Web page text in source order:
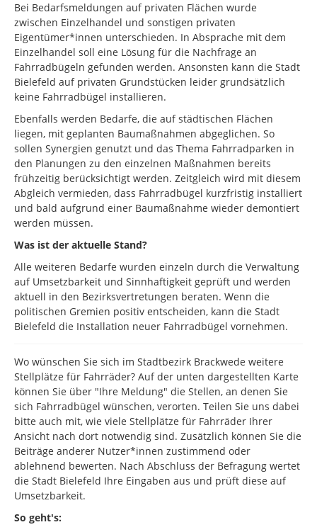
Bei Bedarfsmeldungen auf privaten Flächen wurde
zwischen Einzelhandel und sonstigen privaten
Eigentümer*innen unterschieden. In Absprache mit dem
Einzelhandel soll eine Lösung für die Nachfrage an
Fahrradbügeln gefunden werden. Ansonsten kann die Stadt
Bielefeld auf privaten Grundstücken leider grundsätzlich
keine Fahrradbügel installieren.
Ebenfalls werden Bedarfe, die auf städtischen Flächen
liegen, mit geplanten Baumaßnahmen abgeglichen. So
sollen Synergien genutzt und das Thema Fahrradparken in
den Planungen zu den einzelnen Maßnahmen bereits
frühzeitig berücksichtigt werden. Zeitgleich wird mit diesem
Abgleich vermieden, dass Fahrradbügel kurzfristig installiert
und bald aufgrund einer Baumaßnahme wieder demontiert
werden müssen.
Was ist der aktuelle Stand?
Alle weiteren Bedarfe wurden einzeln durch die Verwaltung
auf Umsetzbarkeit und Sinnhaftigkeit geprüft und werden
aktuell in den Bezirksvertretungen beraten. Wenn die
politischen Gremien positiv entscheiden, kann die Stadt
Bielefeld die Installation neuer Fahrradbügel vornehmen.
Wo wünschen Sie sich im Stadtbezirk Brackwede weitere
Stellplätze für Fahrräder? Auf der unten dargestellten Karte
können Sie über "Ihre Meldung" die Stellen, an denen Sie
sich Fahrradbügel wünschen, verorten. Teilen Sie uns dabei
bitte auch mit, wie viele Stellplätze für Fahrräder Ihrer
Ansicht nach dort notwendig sind. Zusätzlich können Sie die
Beiträge anderer Nutzer*innen zustimmend oder
ablehnend bewerten. Nach Abschluss der Befragung wertet
die Stadt Bielefeld Ihre Eingaben aus und prüft diese auf
Umsetzbarkeit.
So geht's: